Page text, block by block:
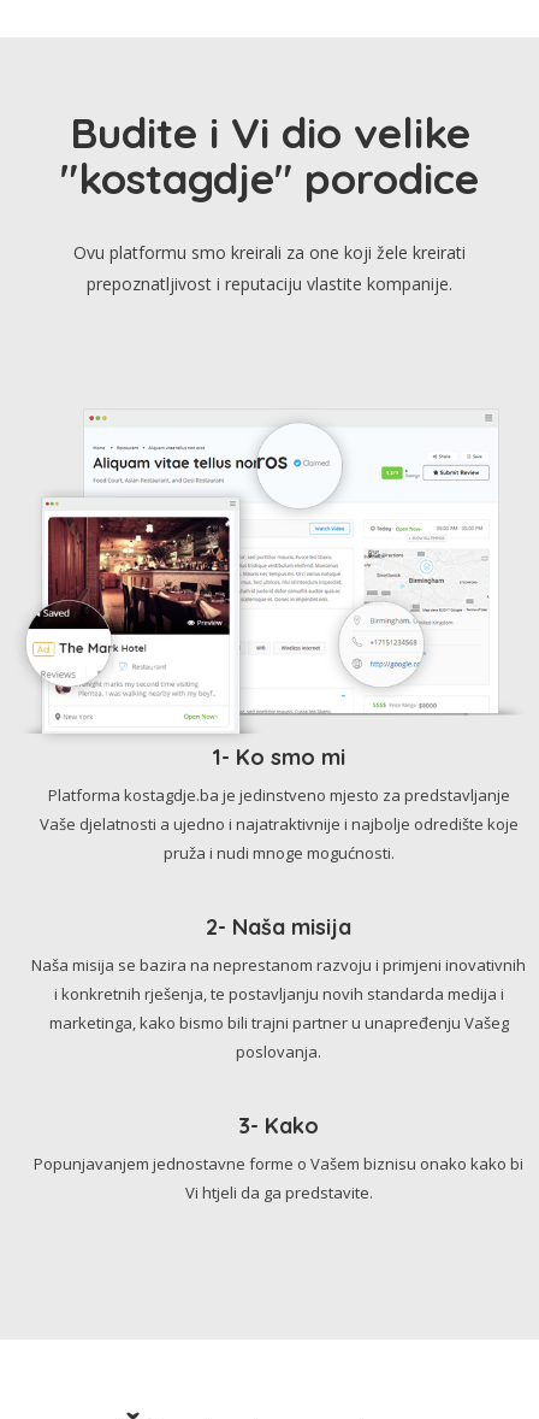
Budite i Vi dio velike
"kostagdje" porodice
Ovu platformu smo kreirali za one koji žele kreirati
prepoznatljivost i reputaciju vlastite kompanije.
1- Ko smo mi
Platforma kostagdje.ba je jedinstveno mjesto za predstavljanje
Vaše djelatnosti a ujedno i najatraktivnije i najbolje odredište koje
pruža i nudi mnoge mogućnosti.
2- Naša misija
Naša misija se bazira na neprestanom razvoju i primjeni inovativnih
i konkretnih rješenja, te postavljanju novih standarda medija i
marketinga, kako bismo bili trajni partner u unapređenju Vašeg
poslovanja.
3- Kako
Popunjavanjem jednostavne forme o Vašem biznisu onako kako bi
Vi htjeli da ga predstavite.